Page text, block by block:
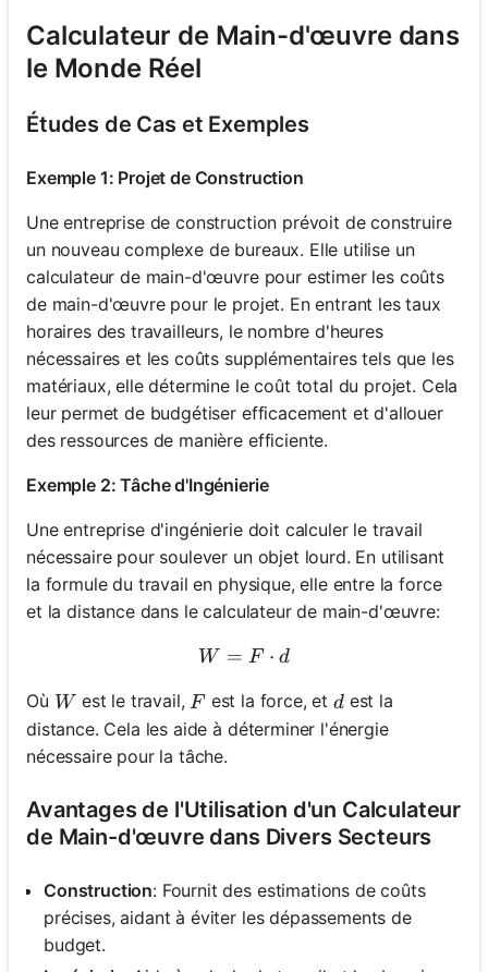
Calculateur de Main-d'œuvre dans
le Monde Réel
Études de Cas et Exemples
Exemple 1: Projet de Construction
Une entreprise de construction prévoit de construire
un nouveau complexe de bureaux. Elle utilise un
calculateur de main-d'œuvre pour estimer les coûts
de main-d'œuvre pour le projet. En entrant les taux
horaires des travailleurs, le nombre d'heures
nécessaires et les coûts supplémentaires tels que les
matériaux, elle détermine le coût total du projet. Cela
leur permet de budgétiser efficacement et d'allouer
des ressources de manière efficiente.
Exemple 2: Tâche d'Ingénierie
Une entreprise d'ingénierie doit calculer le travail
nécessaire pour soulever un objet lourd. En utilisant
la formule du travail en physique, elle entre la force
et la distance dans le calculateur de main-d'œuvre:
W = F \cdot d
W = F ⋅ d
Où W
W est le travail, F
Fest la force, et d
dest la
distance. Cela les aide à déterminer l'énergie
nécessaire pour la tâche.
Avantages de l'Utilisation d'un Calculateur
de Main-d'œuvre dans Divers Secteurs
Construction: Fournit des estimations de coûts
précises, aidant à éviter les dépassements de
budget.